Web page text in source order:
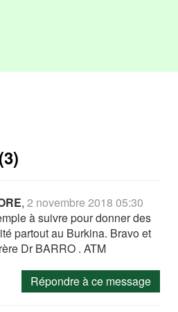
,2 novembre 2018 05:30
à suivre pour donner des
partout au Burkina. Bravo et
Dr BARRO . ATM
Répondre à ce message